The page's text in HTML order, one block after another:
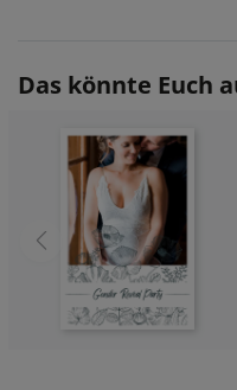
Das könnte Euch